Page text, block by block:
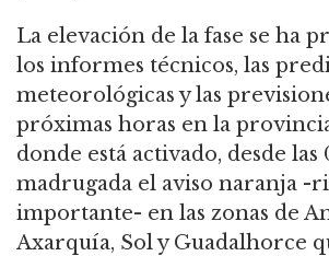
La elevación de la fase se ha
los informes técnicos, las
meteorológicas y las
próximas horas en la
donde está activado, desde las
madrugada el aviso naranja -
importante- en las zonas de
Axarquía, Sol y Guadalhorce